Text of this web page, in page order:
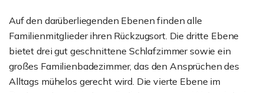
Auf den darüberliegenden Ebenen finden alle
Familienmitglieder ihren Rückzugsort. Die dritte Ebene
bietet drei gut geschnittene Schlafzimmer sowie ein
großes Familienbadezimmer, das den Ansprüchen des
Alltags mühelos gerecht wird. Die vierte Ebene im